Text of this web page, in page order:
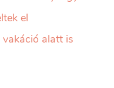
el
alatt is